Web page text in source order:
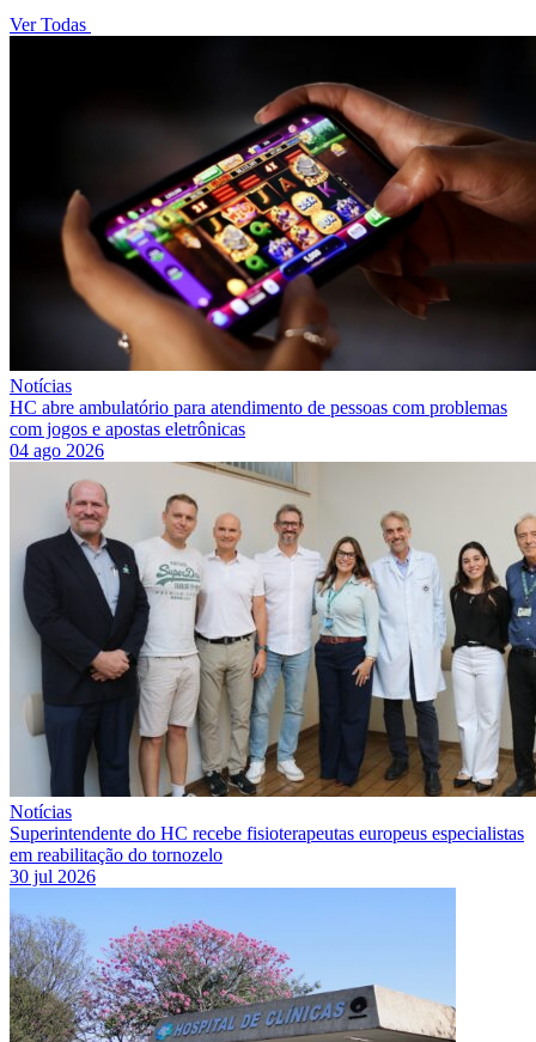
Ver Todas
Notícias
HC abre ambulatório para atendimento de pessoas com problemas
com jogos e apostas eletrônicas
04 ago 2026
Notícias
Superintendente do HC recebe fisioterapeutas europeus especialistas
em reabilitação do tornozelo
30 jul 2026